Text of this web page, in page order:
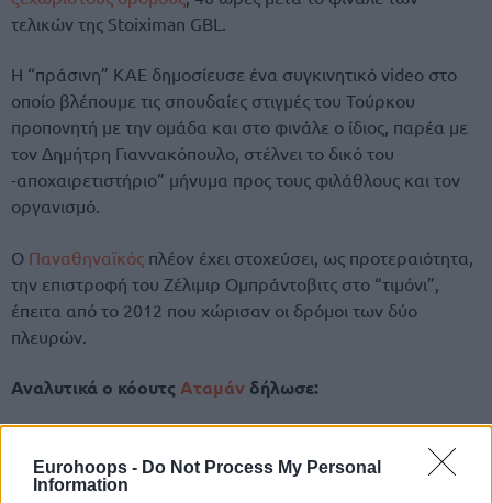
Eurohoops - Do Not Process My Personal
Information
τελικών της Stoiximan GBL.
Η “πράσινη” ΚΑΕ δημοσίευσε ένα συγκινητικό video στο
οποίο βλέπουμε τις σπουδαίες στιγμές του Τούρκου
προπονητή με την ομάδα και στο φινάλε ο ίδιος, παρέα με
τον Δημήτρη Γιαννακόπουλο, στέλνει το δικό του
-αποχαιρετιστήριο” μήνυμα προς τους φιλάθλους και τον
οργανισμό.
Ο Παναθηναϊκός πλέον έχει στοχεύσει, ως προτεραιότητα,
την επιστροφή του Ζέλιμιρ Ομπράντοβιτς στο “τιμόνι”,
έπειτα από το 2012 που χώρισαν οι δρόμοι των δύο
πλευρών.
Αναλυτικά ο κόουτς Αταμάν δήλωσε:
στιγμές στην Αθήνα, σε αυτή την υπέροχη χώρα και είμαι
περήφανος που δούλεψα με τον